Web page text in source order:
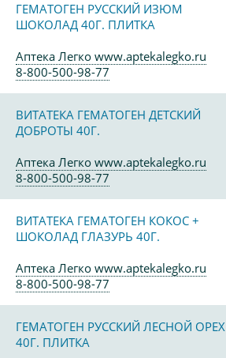
ГЕМАТОГЕН РУССКИЙ ИЗЮМ
ШОКОЛАД 40Г. ПЛИТКА
Аптека Легко www.aptekalegko.ru
8-800-500-98-77
ВИТАТЕКА ГЕМАТОГЕН ДЕТСКИЙ
ДОБРОТЫ 40Г.
Аптека Легко www.aptekalegko.ru
8-800-500-98-77
ВИТАТЕКА ГЕМАТОГЕН КОКОС +
ШОКОЛАД ГЛАЗУРЬ 40Г.
Аптека Легко www.aptekalegko.ru
8-800-500-98-77
ГЕМАТОГЕН РУССКИЙ ЛЕСНОЙ ОРЕХ
40Г. ПЛИТКА